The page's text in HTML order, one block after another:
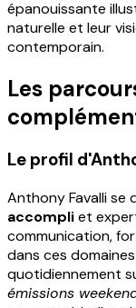
épanouissante
naturelle et leur
contemporain.
Les
Le profil
Anthony Favalli se
accompliet
communication,
dans ces
quotidiennement
émissions